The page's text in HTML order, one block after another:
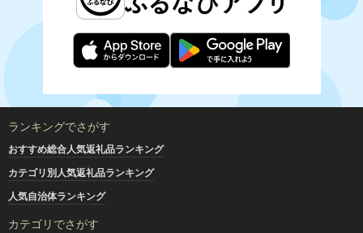
ランキングでさがす
おすすめ総合人気返礼品ランキング
カテゴリ別人気返礼品ランキング
人気自治体ランキング
カテゴリでさがす